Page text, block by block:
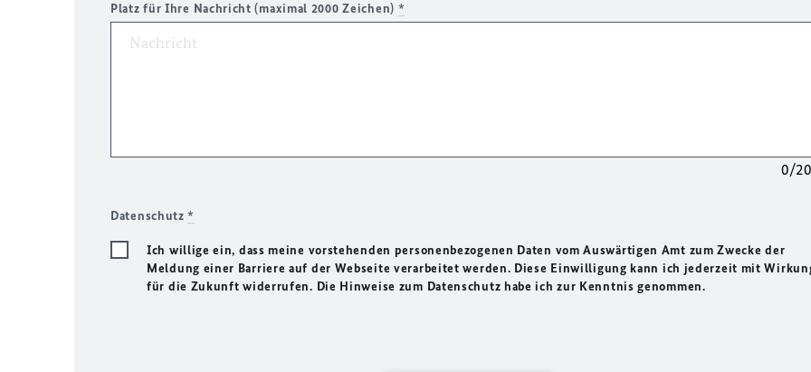
Platz für Ihre Nachricht (maximal 2000 Zeichen) *
0/
Datenschutz*
Ich willige ein, dass meine vorstehenden personenbezogenen Daten vom Auswärtigen Amt zum Zwecke der
Meldung einer Barriere auf der Webseite verarbeitet werden. Diese Einwilligung kann ich jederzeit mit
für die Zukunft widerrufen. Die Hinweise zum Datenschutz habe ich zur Kenntnis genommen.